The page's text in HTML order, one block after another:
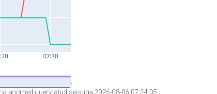
andmed uuendatud seisuga 2026-08-06 07:34:05